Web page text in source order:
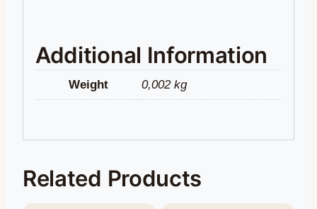
Additional Information
Weight 0,002 kg
Related Products